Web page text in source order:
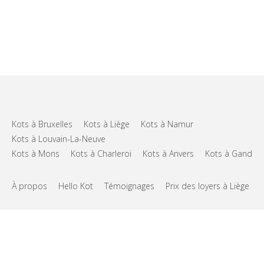
Kots à Bruxelles Kots à Liège
Kots à Namur
Kots à Louvain-La-Neuve
Kots à Mons
Kots à Charleroi Kots à Anvers Kots à Gand
À propos Hello Kot Témoignages Prix des loyers à Liège